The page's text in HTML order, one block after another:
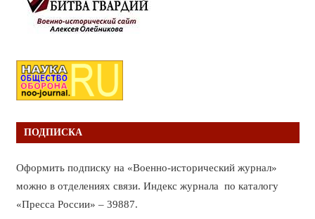
ПОДПИСКА
Оформить подписку на «Военно-исторический журнал»
можно в отделениях связи. Индекс журнала по каталогу
«Пресса России» – 39887.